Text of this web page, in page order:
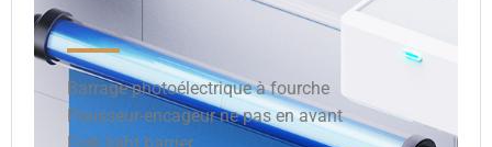
Barrage photoélectrique à fourche
Pousseur-encageur ne pas en avant